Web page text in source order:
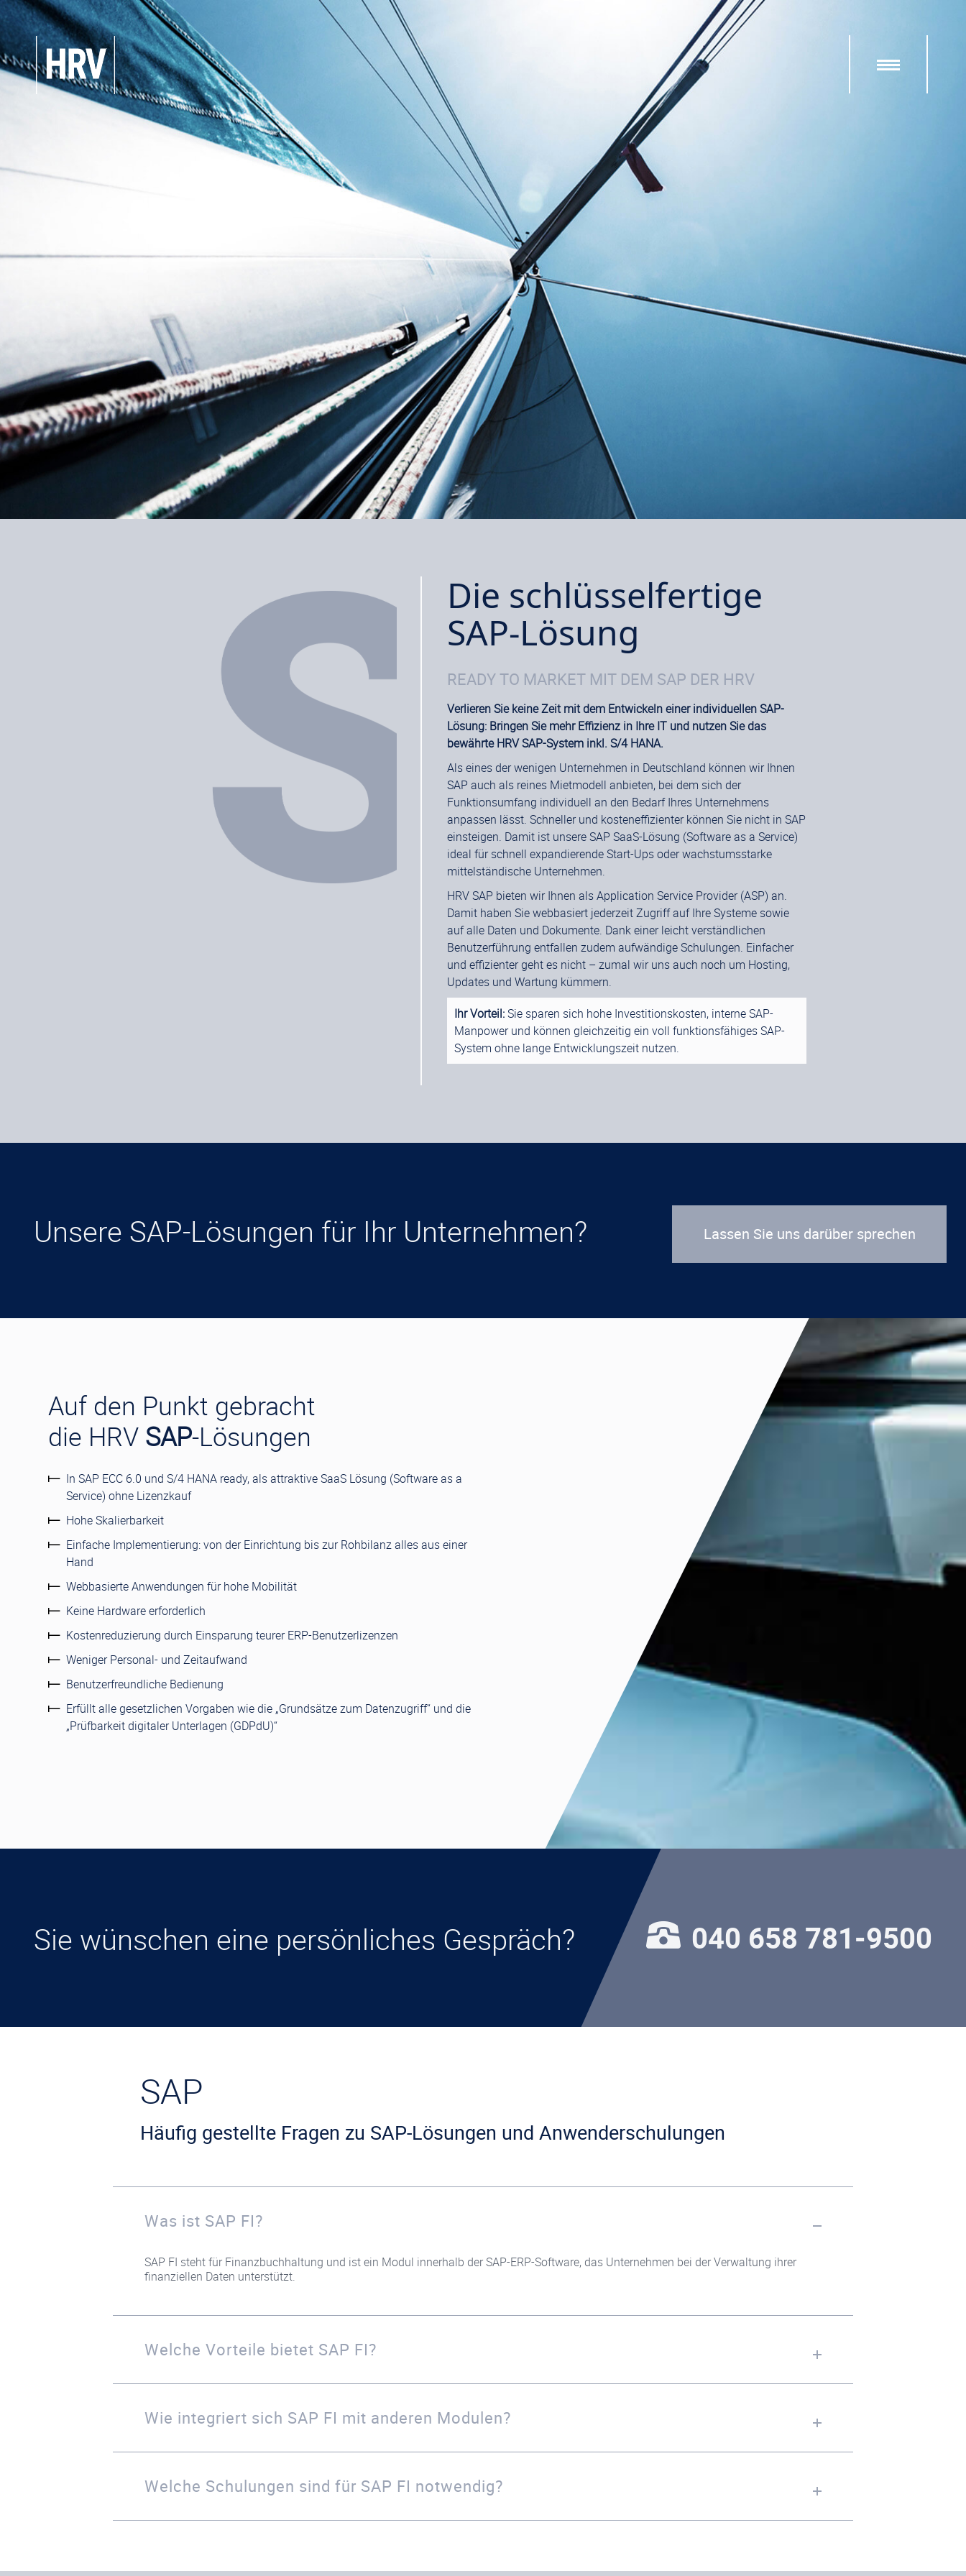
Die schlüsselfertige
SAP-Lösung
READY TO MARKET MIT DEM SAP DER HRV
Verlieren Sie keine Zeit mit dem Entwickeln einer individuellen SAP-
Lösung: Bringen Sie mehr Effizienz in Ihre IT und nutzen Sie das
bewährte HRV SAP-System inkl. S/4 HANA.
Als eines der wenigen Unternehmen in Deutschland können wir Ihnen
SAP auch als reines Mietmodell anbieten, bei dem sich der
Funktionsumfang individuell an den Bedarf Ihres Unternehmens
anpassen lässt. Schneller und kosteneffizienter können Sie nicht in SAP
einsteigen. Damit ist unsere SAP SaaS-Lösung (Software as a Service)
ideal für schnell expandierende Start-Ups oder wachstumsstarke
mittelständische Unternehmen.
HRV SAP bieten wir Ihnen als Application Service Provider (ASP) an.
Damit haben Sie webbasiert jederzeit Zugriff auf Ihre Systeme sowie
auf alle Daten und Dokumente. Dank einer leicht verständlichen
Benutzerführung entfallen zudem aufwändige Schulungen. Einfacher
und effizienter geht es nicht – zumal wir uns auch noch um Hosting,
Updates und Wartung kümmern.
Ihr Vorteil:Sie sparen sich hohe Investitionskosten, interne SAP-
Manpower und können gleichzeitig ein voll funktionsfähiges SAP-
System ohne lange Entwicklungszeit nutzen.
Unsere SAP-Lösungen für Ihr Unternehmen? Lassen Sie uns darüber sprechen
Auf den Punkt gebracht
die HRV SAP-Lösungen
In SAP ECC 6.0 und S/4 HANA ready, als attraktive SaaS Lösung (Software as a
Service) ohne Lizenzkauf
Hohe Skalierbarkeit
Einfache Implementierung: von der Einrichtung bis zur Rohbilanz alles aus einer
Hand
Webbasierte Anwendungen für hohe Mobilität
Keine Hardware erforderlich
Kostenreduzierung durch Einsparung teurer ERP-Benutzerlizenzen
Weniger Personal- und Zeitaufwand
Benutzerfreundliche Bedienung
Erfüllt alle gesetzlichen Vorgaben wie die „Grundsätze zum Datenzugriff“ und die
„Prüfbarkeit digitaler Unterlagen (GDPdU)“
Sie wünschen eine persönliches Gespräch? 040 658 781-9500
SAP
Häufig gestellte Fragen zu SAP-Lösungen und Anwenderschulungen
Was ist SAP FI?
SAP FI steht für Finanzbuchhaltung und ist ein Modul innerhalb der SAP-ERP-Software, das Unternehmen bei der Verwaltung ihrer
finanziellen Daten unterstützt.
Welche Vorteile bietet SAP FI?
Wie integriert sich SAP FI mit anderen Modulen?
Welche Schulungen sind für SAP FI notwendig?